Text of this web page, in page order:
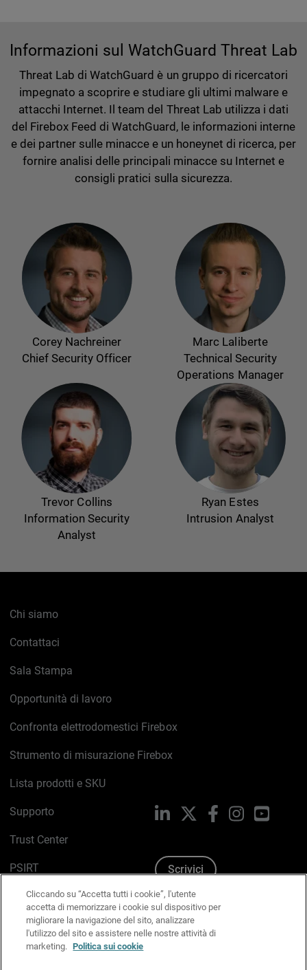
Informazioni sul WatchGuard Threat Lab
Threat Lab di WatchGuard è un gruppo di ricercatori
impegnato a scoprire e studiare gli ultimi malware e
attacchi Internet. Il team del Threat Lab utilizza i dati
del Firebox Feed di WatchGuard, le informazioni interne
e dei partner sulle minacce e un honeynet di ricerca, per
fornire analisi delle principali minacce su Internet e
consigli pratici sulla sicurezza.
Corey Nachreiner
Chief Security Officer
Marc Laliberte
Technical Security
Operations Manager
Trevor Collins
Information Security
Analyst
Ryan Estes
Intrusion Analyst
Chi siamo
Contattaci
Sala Stampa
Opportunità di lavoro
Confronta elettrodomestici Firebox
Strumento di misurazione Firebox
Lista prodotti e SKU
Supporto
Trust Center
PSIRT
Politica sui cookie
Informativa sulla privacy
Kit Media & Brand
LinkedIn FacebookInstagram
Scrivici
Cliccando su “Accetta tutti i cookie”, l'utente
accetta di memorizzare i cookie sul dispositivo per
migliorare la navigazione del sito, analizzare
l'utilizzo del sito e assistere nelle nostre attività di
marketing. Politica sui cookie